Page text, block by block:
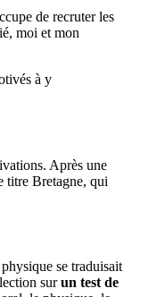
de recruter les
moi et mon
à y
Après une
titre Bretagne, qui
se traduisait
surun test de